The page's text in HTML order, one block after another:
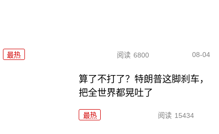
最热 阅读 6800 08-04
算了不打了？特朗普这脚刹车，
把全世界都晃吐了
最热 阅读 15434